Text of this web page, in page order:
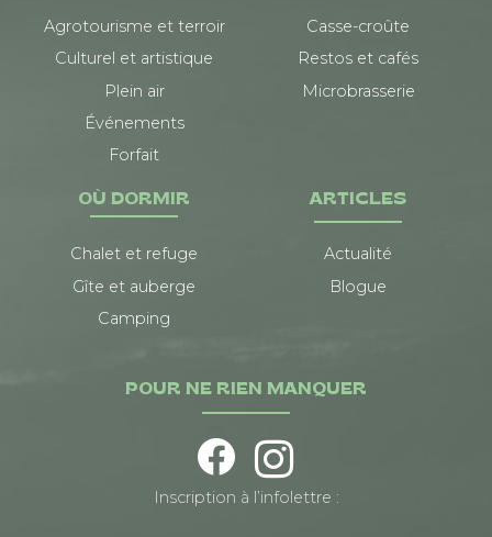
Agrotourisme et terroir
Culturel et artistique
Plein air
Événements
Forfait
Casse-croûte
Restos et cafés
Microbrasserie
OÙ DORMIR
Chalet et refuge
Gîte et auberge
Camping
ARTICLES
Actualité
Blogue
POUR NE RIEN MANQUER
Inscription à l’infolettre :